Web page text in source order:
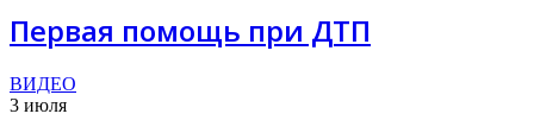
Первая помощь при ДТП
ВИДЕО
3 июля